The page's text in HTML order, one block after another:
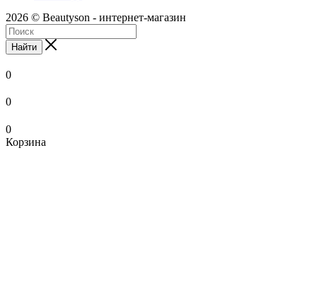
2026 © Beautyson - интернет-магазин
Найти
0
0
0
Корзина